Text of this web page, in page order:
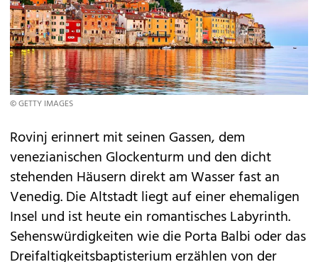
© GETTY IMAGES
Rovinj erinnert mit seinen Gassen, dem
venezianischen Glockenturm und den dicht
stehenden Häusern direkt am Wasser fast an
Venedig. Die Altstadt liegt auf einer ehemaligen
Insel und ist heute ein romantisches Labyrinth.
Sehenswürdigkeiten wie die Porta Balbi oder das
Dreifaltigkeitsbaptisterium erzählen von der